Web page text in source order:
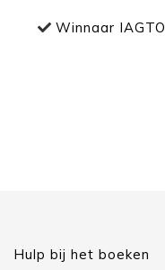
Winnaar
Hulp bij het boeken